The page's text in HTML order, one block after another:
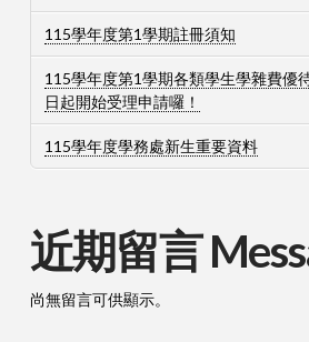
115學年度第1學期註冊須知
115學年度第1學期各類學生學雜費優
日起開始受理申請囉！
115學年度學務處新生重要資料
近期留言
尚無留言可供顯示。